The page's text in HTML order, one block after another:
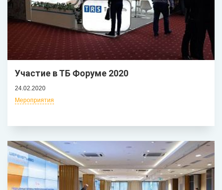
Участие в ТБ Форуме 2020
24.02.2020
Мероприятия